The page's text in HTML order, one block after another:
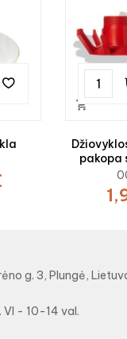

pakopa
g. 3, Plungė,
- 10-14 val.